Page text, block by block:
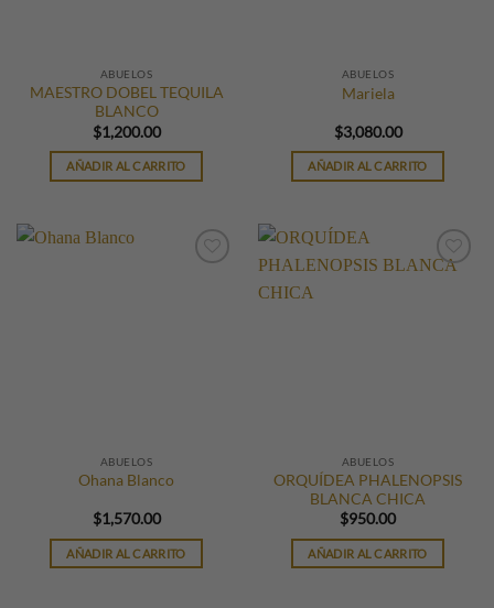
ABUELOS
MAESTRO DOBEL TEQUILA
BLANCO
$1,200.00
AÑADIR AL CARRITO
ABUELOS
Mariela
$3,080.00
AÑADIR AL CARRITO
ABUELOS
Ohana Blanco
$1,570.00
AÑADIR AL CARRITO
ABUELOS
ORQUÍDEA PHALENOPSIS
BLANCA CHICA
$950.00
AÑADIR AL CARRITO